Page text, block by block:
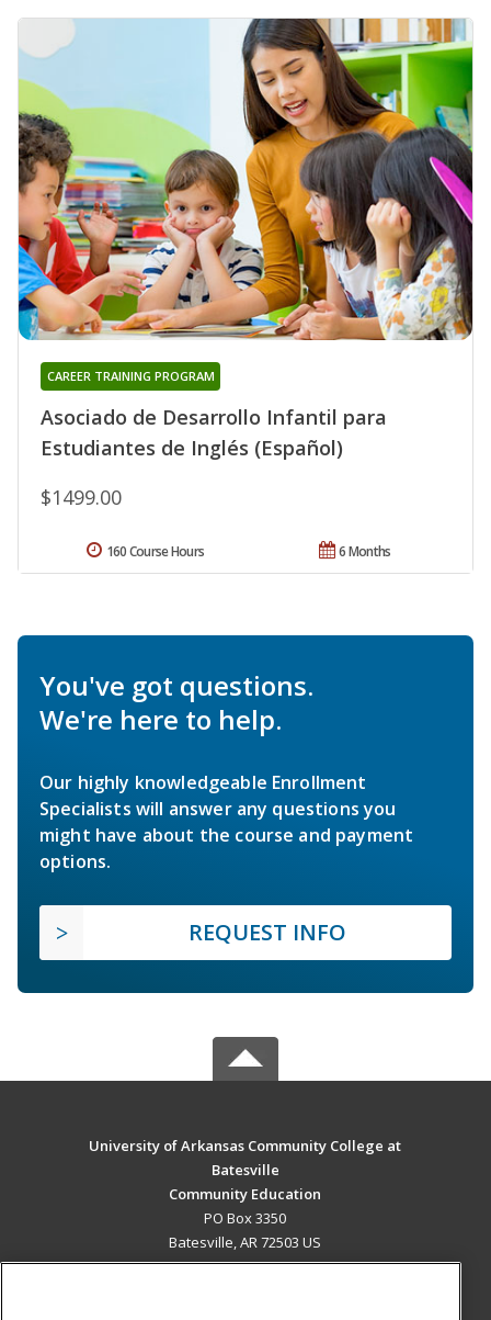
Asociado de Desarrollo Infantil para
Estudiantes de Inglés (Español)
CAREER TRAINING PROGRAM
$1499.00
6 Months
160 Course Hours
You've got questions.
We're here to help.
Our highly knowledgeable Enrollment
Specialists will answer any questions you
might have about the course and payment
options.
REQUEST INFO
University of Arkansas Community College at
Batesville
Community Education
PO Box 3350
Batesville, AR 72503 US